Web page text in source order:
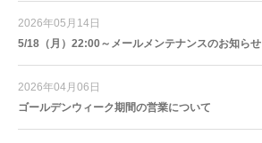
2026年05月14日
5/18（月）22:00～メールメンテナンスのお知らせ
2026年04月06日
ゴールデンウィーク期間の営業について